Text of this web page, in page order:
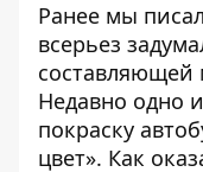
Ранее мы
всерьез
составляющей
Недавно одно
покраску
цвет». Как